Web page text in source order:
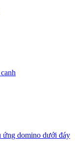
ứng domino dưới đáy